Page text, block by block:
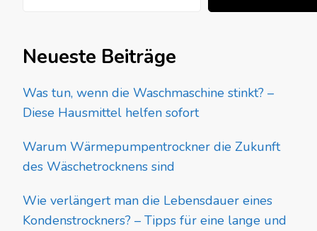
Neueste Beiträge
Was tun, wenn die Waschmaschine stinkt? –
Diese Hausmittel helfen sofort
Warum Wärmepumpentrockner die Zukunft
des Wäschetrocknens sind
Wie verlängert man die Lebensdauer eines
Kondenstrockners? – Tipps für eine lange und